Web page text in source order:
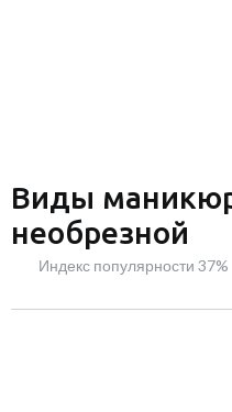
Виды
необрезной
Индекс популярности 37%